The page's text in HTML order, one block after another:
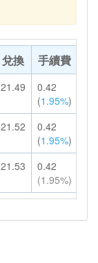
兌換 手續費
21.49
0.42
(1.95%)
21.52
0.42
(1.95%)
21.53
0.42
(1.95%)